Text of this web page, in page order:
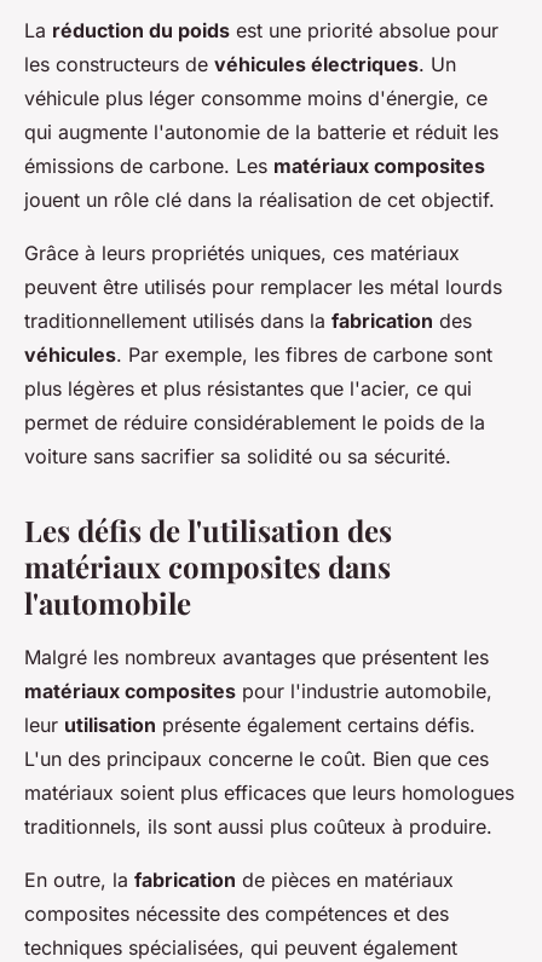
La réduction du poids est une priorité absolue pour
les constructeurs de véhicules électriques. Un
véhicule plus léger consomme moins d'énergie, ce
qui augmente l'autonomie de la batterie et réduit les
émissions de carbone. Les matériaux composites
jouent un rôle clé dans la réalisation de cet objectif.
Grâce à leurs propriétés uniques, ces matériaux
peuvent être utilisés pour remplacer les métal lourds
traditionnellement utilisés dans la fabrication des
véhicules. Par exemple, les fibres de carbone sont
plus légères et plus résistantes que l'acier, ce qui
permet de réduire considérablement le poids de la
voiture sans sacrifier sa solidité ou sa sécurité.
Les défis de l'utilisation des
matériaux composites dans
l'automobile
Malgré les nombreux avantages que présentent les
matériaux composites pour l'industrie automobile,
leur utilisation présente également certains défis.
L'un des principaux concerne le coût. Bien que ces
matériaux soient plus efficaces que leurs homologues
traditionnels, ils sont aussi plus coûteux à produire.
En outre, la fabrication de pièces en matériaux
composites nécessite des compétences et des
techniques spécialisées, qui peuvent également